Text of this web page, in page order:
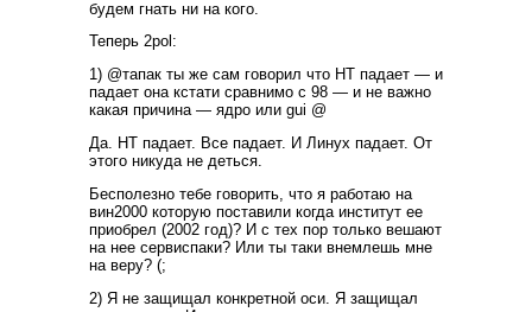
будем гнать ни на кого.
Теперь 2pol:
1) @тапак ты же сам говорил что НТ падает — и
падает она кстати сравнимо с 98 — и не важно
какая причина — ядро или gui @
Да. НТ падает. Все падает. И Линух падает. От
этого никуда не деться.
Бесполезно тебе говорить, что я работаю на
вин2000 которую поставили когда институт ее
приобрел (2002 год)? И с тех пор только вешают
на нее сервиспаки? Или ты таки внемлешь мне
на веру? (;
2) Я не защищал конкретной оси. Я защищал